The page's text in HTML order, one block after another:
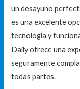
un desayuno
es una excelente
tecnología y
Daily ofrece una
seguramente
todas partes.